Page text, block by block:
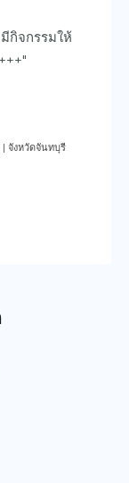
กิจกรรมให้
| จังหวัดจันทบุรี